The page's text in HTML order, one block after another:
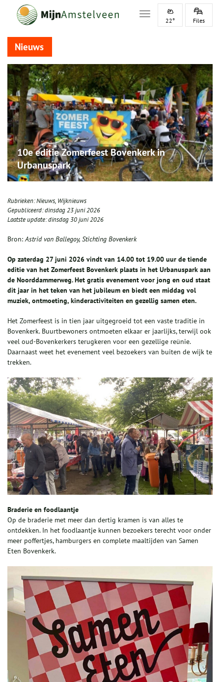
Toggle navigation
22° Files
Nieuws
10e editie Zomerfeest Bovenkerk in
Urbanuspark
Rubrieken:Nieuws, Wijknieuws
Gepubliceerd:dinsdag 23 juni 2026
Laatste update:dinsdag 30 juni 2026
Bron:Astrid van Ballegoy, Stichting Bovenkerk
Op zaterdag 27 juni 2026 vindt van 14.00 tot 19.00 uur de tiende
editie van het Zomerfeest Bovenkerk plaats in het Urbanuspark aan
de Noorddammerweg. Het gratis evenement voor jong en oud staat
dit jaar in het teken van het jubileum en biedt een middag vol
muziek, ontmoeting, kinderactiviteiten en gezellig samen eten.
Het Zomerfeest is in tien jaar uitgegroeid tot een vaste traditie in
Bovenkerk. Buurtbewoners ontmoeten elkaar er jaarlijks, terwijl ook
veel oud-Bovenkerkers terugkeren voor een gezellige reünie.
Daarnaast weet het evenement veel bezoekers van buiten de wijk te
trekken.
Braderie en foodlaantje
Op de braderie met meer dan dertig kramen is van alles te
ontdekken. In het foodlaantje kunnen bezoekers terecht voor onder
meer poffertjes, hamburgers en complete maaltijden van Samen
Eten Bovenkerk.